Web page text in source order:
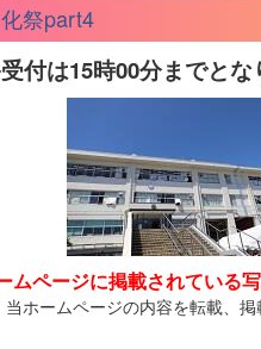
祭part4
付は15時00分までとな
ムページに掲載されている
当ホームページの内容を転載、